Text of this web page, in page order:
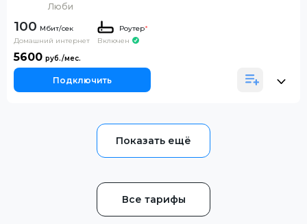
Люби
100
Домашний интернет
Роутер*
Включен
5600
Подключить
Все тарифы